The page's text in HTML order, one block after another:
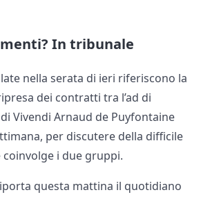
In tribunale
nella serata di ieri riferiscono la
dei contratti tra l’ad di
Vivendi Arnaud de Puyfontaine
per discutere della difficile
coinvolge i due gruppi.
questa mattina il quotidiano